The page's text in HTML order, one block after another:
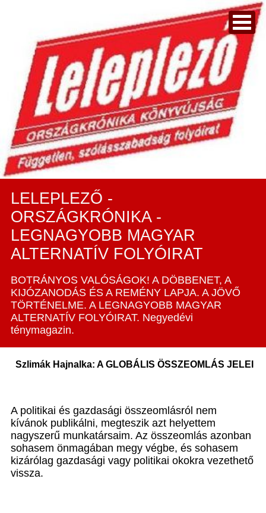
LELEPLEZŐ -
ORSZÁGKRÓNIKA -
LEGNAGYOBB MAGYAR
ALTERNATÍV FOLYÓIRAT
BOTRÁNYOS VALÓSÁGOK! A DÖBBENET, A
KIJÓZANODÁS ÉS A REMÉNY LAPJA. A JÖVŐ
TÖRTÉNELME. A LEGNAGYOBB MAGYAR
ALTERNATÍV FOLYÓIRAT. Negyedévi
ténymagazin.
Szlimák Hajnalka: A GLOBÁLIS ÖSSZEOMLÁS JELEI
A politikai és gazdasági összeomlásról nem
kívánok publikálni, megteszik azt helyettem
nagyszerű munkatársaim. Az összeomlás azonban
sohasem önmagában megy végbe, és sohasem
kizárólag gazdasági vagy politikai okokra vezethető
vissza.